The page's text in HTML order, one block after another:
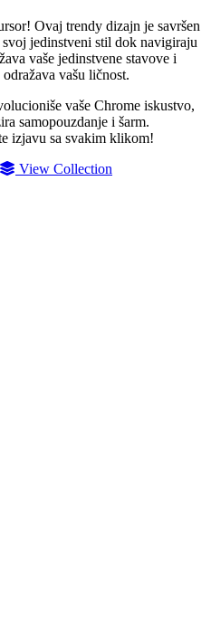
Ovaj trendy dizajn je savršen
jedinstveni stil dok navigiraju
vaše jedinstvene stavove i
vašu ličnost.
vaše Chrome iskustvo,
samopouzdanje i šarm.
izjavu sa svakim klikom!
View Collection